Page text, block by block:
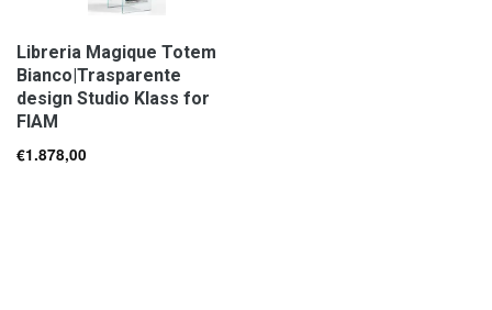
Libreria Magique Totem
Bianco|Trasparente
design Studio Klass for
FIAM
€1.878,00